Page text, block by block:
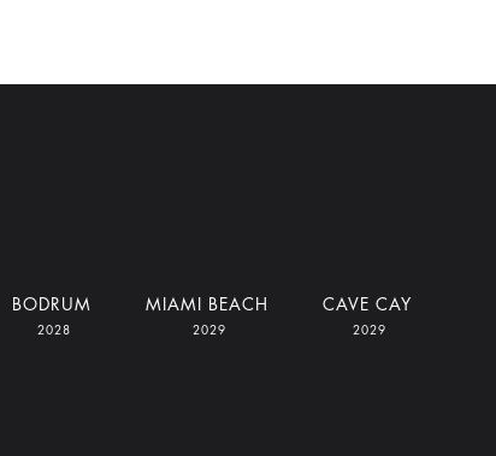
BODRUM
2028
MIAMI BEACH
2029
CAVE CAY
2029